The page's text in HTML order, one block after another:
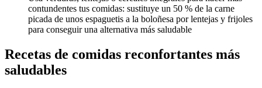
contundentes tus comidas: sustituye un 50 % de la carne
picada de unos espaguetis a la boloñesa por lentejas y frijoles
para conseguir una alternativa más saludable
Recetas de comidas reconfortantes más
saludables